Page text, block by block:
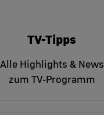
TV-Tipps
Alle Highlights & News
zum TV-Programm